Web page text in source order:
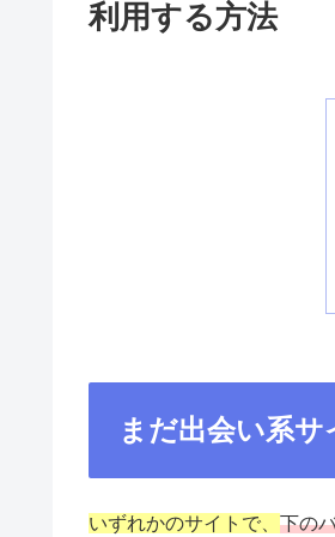
利用する方法
まだ出会い系
いずれかのサイトで、 下の